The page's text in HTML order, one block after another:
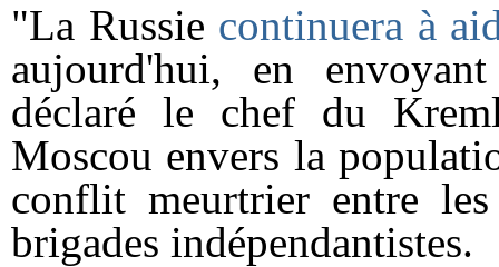
"La Russie continuera à
aujourd'hui, en
déclaré le chef du
Moscou envers la
conflit meurtrier entre
brigades indépendantistes.